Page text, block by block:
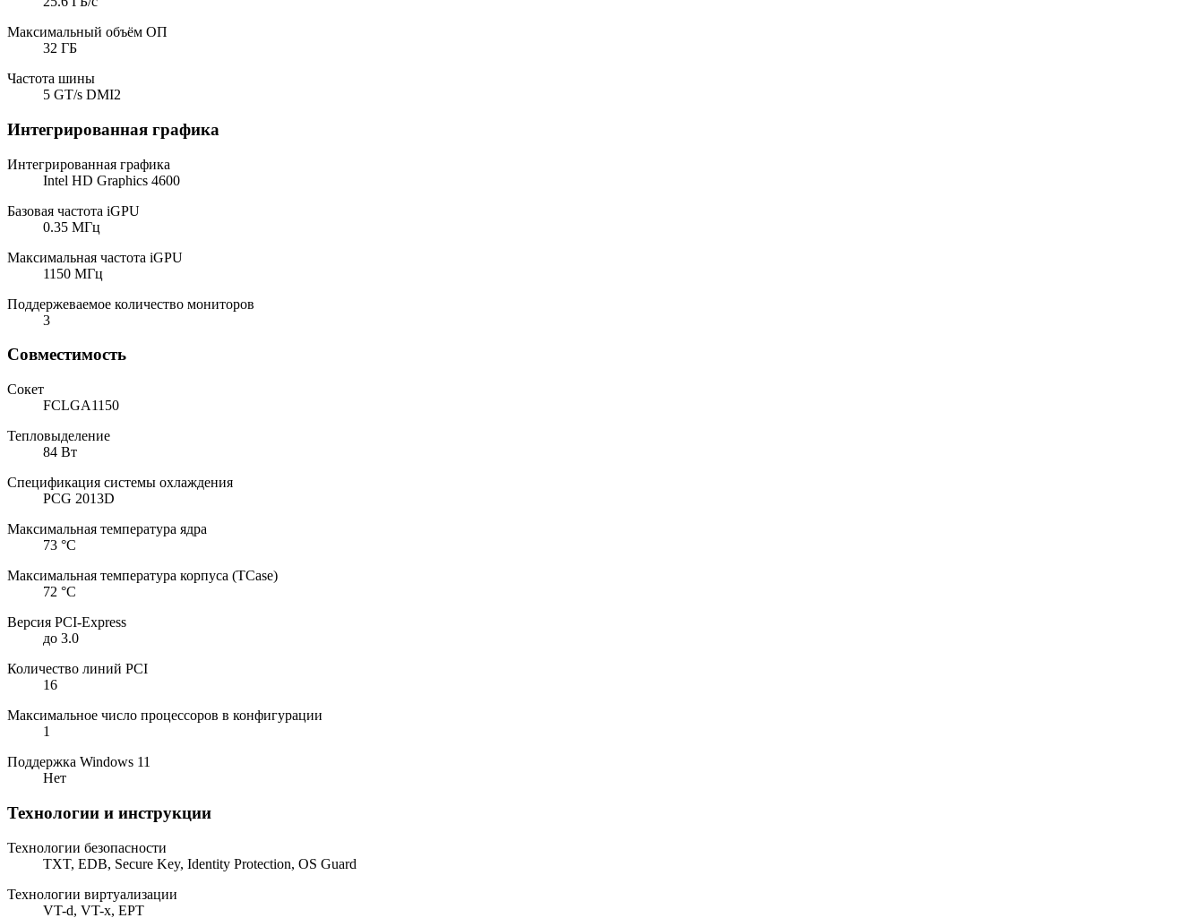
Максимальный объём ОП
32 ГБ
Частота шины
5 GT/s DMI2
Интегрированная графика
Интегрированная графика
Intel HD Graphics 4600
Базовая частота iGPU
0.35 МГц
Максимальная частота iGPU
1150 МГц
Поддержеваемое количество мониторов
3
Совместимость
Сокет
FCLGA1150
Тепловыделение
84 Вт
Спецификация системы охлаждения
PCG 2013D
Максимальная температура ядра
73 °C
Максимальная температура корпуса (TCase)
72 °C
Версия PCI-Express
до 3.0
Количество линий PCI
16
Максимальное число процессоров в конфигурации
1
Поддержка Windows 11
Нет
Технологии и инструкции
Технологии безопасности
TXT, EDB, Secure Key, Identity Protection, OS Guard
Технологии виртуализации
VT-d, VT-x, EPT